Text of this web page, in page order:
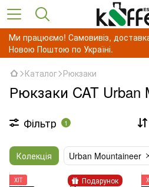
Ми працюємо! Самовивіз,
Новою Поштою по Україні.
Каталог Рюкзаки
Рюкзаки CAT Urban
Фільтр 1
Колекція Urban Mountaineer
Подарунок
ХІТ